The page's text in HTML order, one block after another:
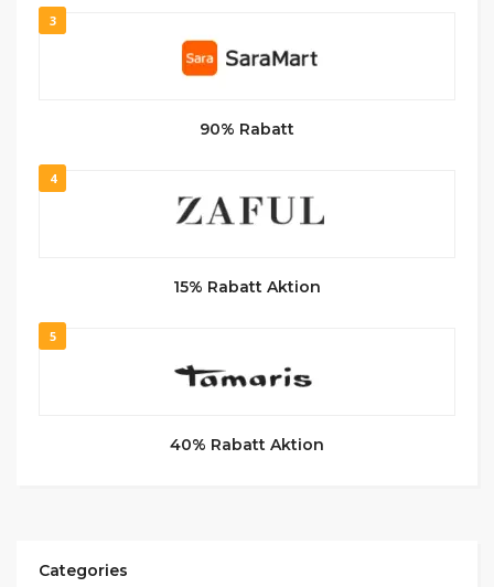
3
90% Rabatt
4
15% Rabatt Aktion
5
40% Rabatt Aktion
Categories